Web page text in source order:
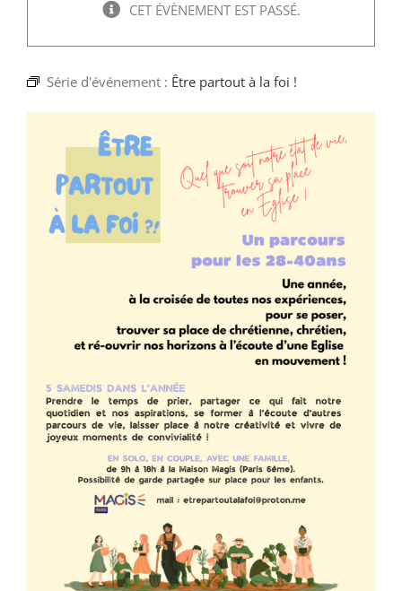
Magis Paris
Cowork Magis
JRS France
Réseau Magis
CET ÉVÈNEMENT EST PASSÉ.
Série d'événement : Être partout à la foi !